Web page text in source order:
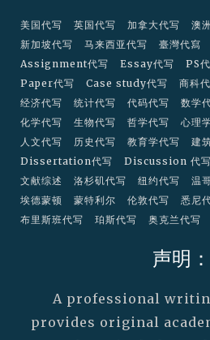
美国代写 英国代写 加拿大代写 澳
新加坡代写
马来西亚代写 臺灣代寫
Assignment代写
Essay代写 PS
Paper代写
Case study代写 商科
经济代写
统计代写 代码代写 数学
化学代写
生物代写 哲学代写 心理
人文代写
历史代写 教育学代写 建
Dissertation代写
Discussion 代写
文献综述
洛杉矶代写 纽约代写 温
埃德蒙顿
蒙特利尔 伦敦代写 悉尼
布里斯班代写
珀斯代写 奥克兰代写
声明：
A professional
provides original